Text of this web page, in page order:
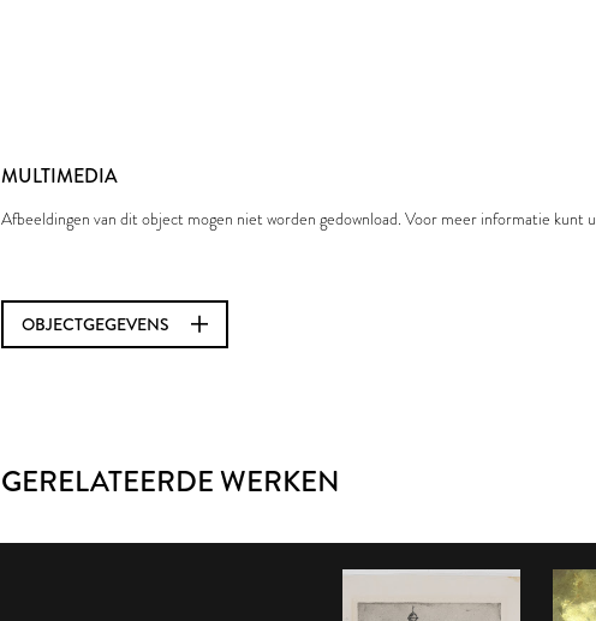
MULTIMEDIA
Afbeeldingen van dit object mogen niet worden gedownload. Voor meer informatie kunt u
OBJECTGEGEVENS
GERELATEERDE WERKEN